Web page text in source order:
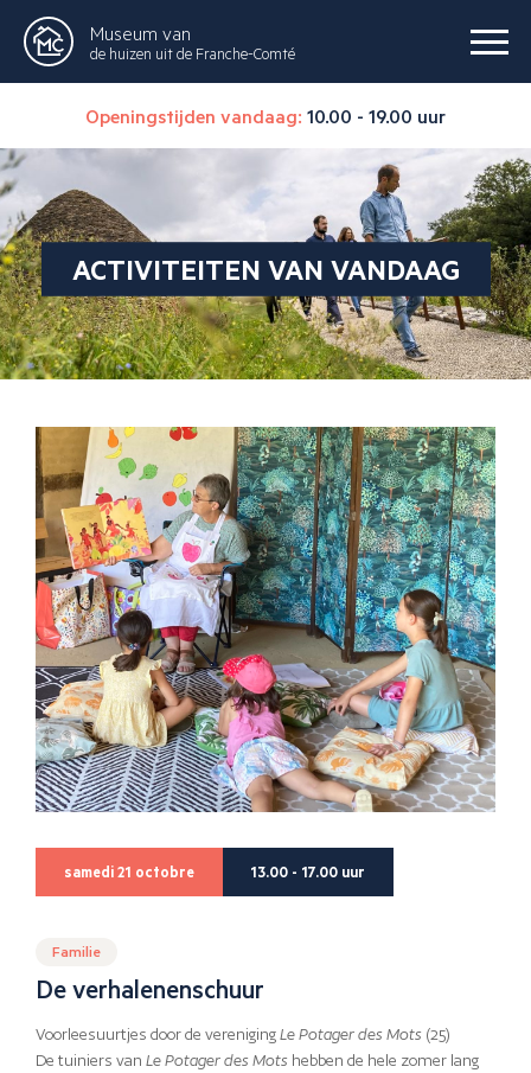
Museum van
de huizen uit de Franche-Comté
Openingstijden vandaag: 10.00 - 19.00 uur
ACTIVITEITEN VAN VANDAAG
samedi 21 octobre 13.00 - 17.00 uur
Familie
De verhalenenschuur
Voorleesuurtjes door de vereniging Le Potager des Mots (25)
De tuiniers van Le Potager des Mots hebben de hele zomer lang